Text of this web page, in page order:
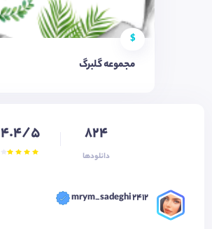
$
مجموعه گلبرگ
824
دانلودها
4.4/5
mrym_sadeghi 2412